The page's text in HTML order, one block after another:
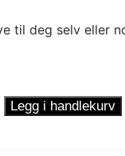
til deg selv eller
Legg i handlekurv